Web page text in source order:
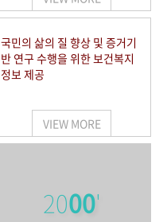
국민의 삶의 질 향상 및 증거기
반 연구 수행을 위한 보건복지
정보 제공
VIEW MORE
2000'